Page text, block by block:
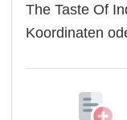
The Taste Of
Koordinaten